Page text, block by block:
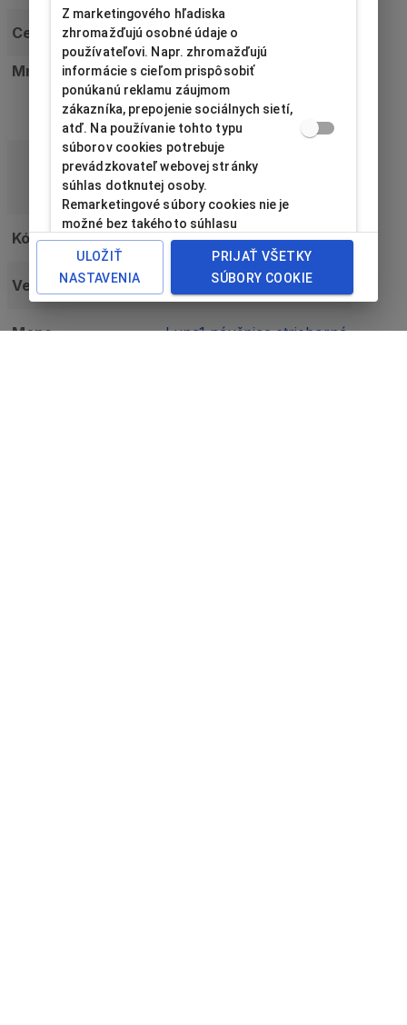
Cena bez DPH Cena je k dispozícii po
Množstvo
Kód LU-2/SI1
Veľkosť 45x45x22
Meno Luna1 náušnice strieborná
Z marketingového hľadiska
zhromažďujú osobné údaje o
používateľovi. Napr. zhromažďujú
informácie s cieľom prispôsobiť
ponúkanú reklamu záujmom
zákazníka, prepojenie sociálnych sietí,
atď. Na používanie tohto typu
súborov cookies potrebuje
prevádzkovateľ webovej stránky
súhlas dotknutej osoby.
Remarketingové súbory cookies nie je
možné bez takéhoto súhlasu
používať.
ULOŽIŤ
NASTAVENIA
PRIJAŤ VŠETKY
SÚBORY COOKIE